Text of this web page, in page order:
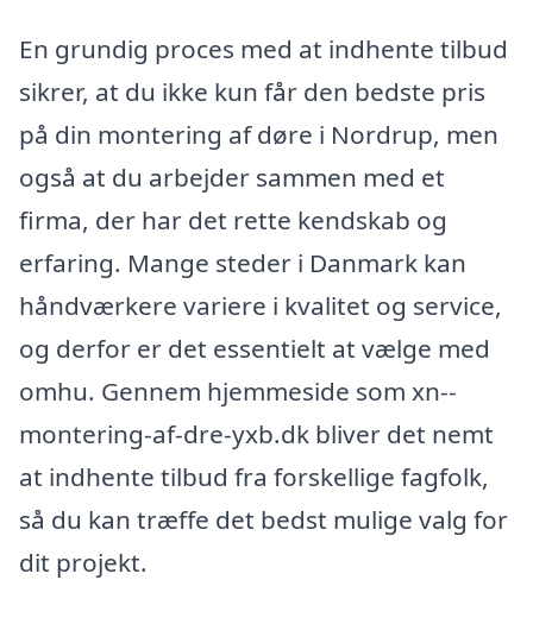
En grundig proces med at indhente tilbud
sikrer, at du ikke kun får den bedste pris
på din montering af døre i Nordrup, men
også at du arbejder sammen med et
firma, der har det rette kendskab og
erfaring. Mange steder i Danmark kan
håndværkere variere i kvalitet og service,
og derfor er det essentielt at vælge med
omhu. Gennem hjemmeside som xn--
montering-af-dre-yxb.dk bliver det nemt
at indhente tilbud fra forskellige fagfolk,
så du kan træffe det bedst mulige valg for
dit projekt.